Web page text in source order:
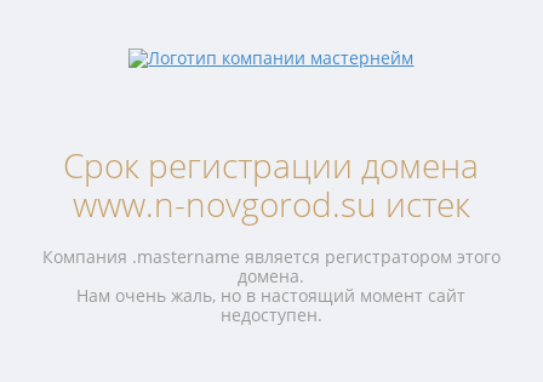
Срок регистрации домена
www.n-novgorod.su истек
Компания .mastername является регистратором этого
домена.
Нам очень жаль, но в настоящий момент сайт
недоступен.